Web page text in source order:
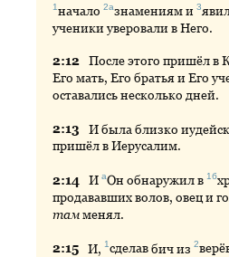
1начало 2азнамениями3
ученики уверовали в Него.
2:12 Послеэтого пришёл в
Его мать, Его братья и Его
оставались несколько дней.
2:13 Ибыла близко
пришёл в Иерусалим.
2:14 И аОн обнаружил в1б
продававших волов, овец и
тамменял.
2:15 И,1сделавбич из2